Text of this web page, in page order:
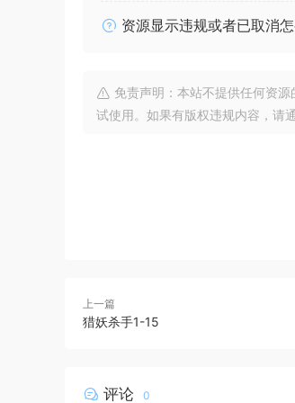
资源显示违规或者已取消
免责声明：本站不提供任何资
试使用。如果有版权违规内容，请
上一篇
猎妖杀手1-15
评论 0